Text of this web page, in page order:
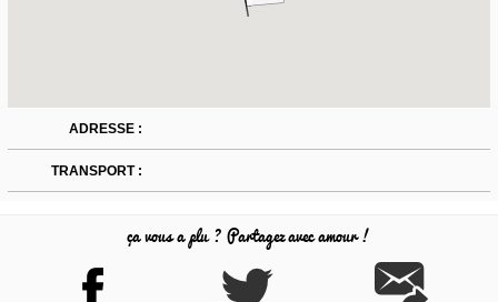
ADRESSE :
TRANSPORT :
ça vous a plu ? Partagez avec amour !